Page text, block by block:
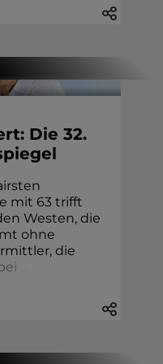
Die 32.
mit 63 trifft
Westen, die
ohne
die
ei